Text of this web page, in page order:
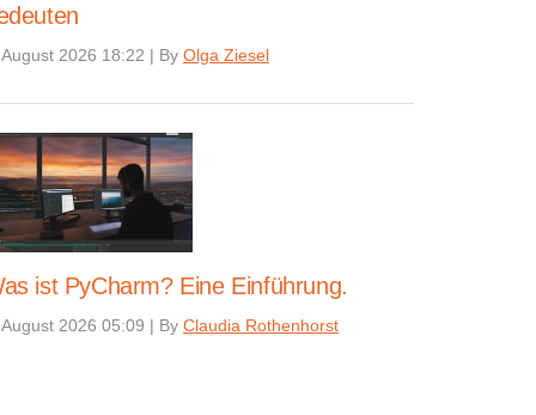
2026 18:22 | By Olga Ziesel
ist PyCharm? Eine Einführung.
2026 05:09 | By Claudia Rothenhorst